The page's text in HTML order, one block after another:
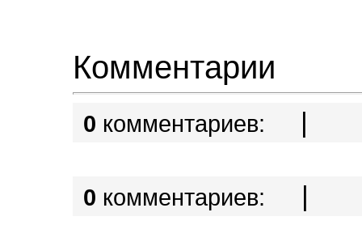
Комментарии
0 комментариев: |
0 комментариев: |